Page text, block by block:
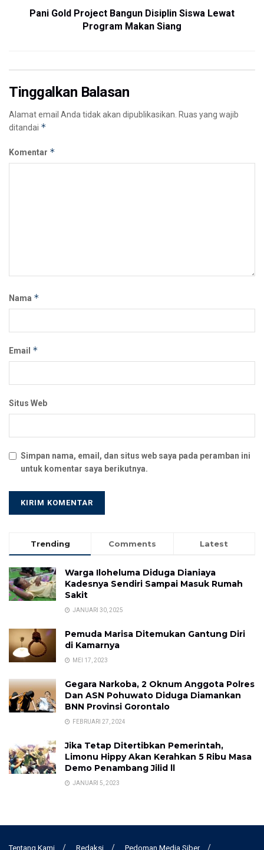
Pani Gold Project Bangun Disiplin Siswa Lewat
Program Makan Siang
Tinggalkan Balasan
Alamat email Anda tidak akan dipublikasikan. Ruas yang wajib
ditandai *
Komentar *
Nama *
Email *
Situs Web
Simpan nama, email, dan situs web saya pada peramban ini
untuk komentar saya berikutnya.
Trending Comments Latest
Warga Iloheluma Diduga Dianiaya
Kadesnya Sendiri Sampai Masuk Rumah
Sakit
JANUARI 30, 2025
Pemuda Marisa Ditemukan Gantung Diri
di Kamarnya
MEI 17, 2023
Gegara Narkoba, 2 Oknum Anggota Polres
Dan ASN Pohuwato Diduga Diamankan
BNN Provinsi Gorontalo
FEBRUARI 27, 2024
Jika Tetap Ditertibkan Pemerintah,
Limonu Hippy Akan Kerahkan 5 Ribu Masa
Demo Penambang Jilid ll
JANUARI 5, 2023
Tentang Kami Redaksi Pedoman Media Siber